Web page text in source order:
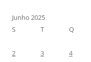
Junho 2025
S
T Q
2
3 4